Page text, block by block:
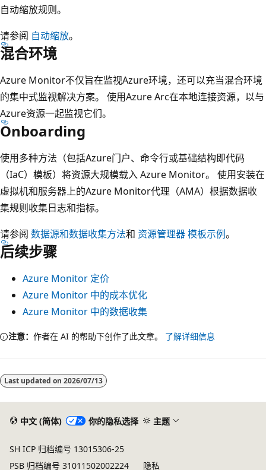
自动缩放规则。
请参阅 自动缩放。
混合环境
Azure Monitor不仅旨在监视Azure环境，还可以充当混合环境
的集中式监视解决方案。 使用Azure Arc在本地连接资源，以与
Azure资源一起监视它们。
Onboarding
使用多种方法（包括Azure门户、命令行或基础结构即代码
（IaC）模板）将资源大规模载入 Azure Monitor。 使用安装在
虚拟机和服务器上的Azure Monitor代理（AMA）根据数据收
集规则收集日志和指标。
请参阅 数据源和数据收集方法和 资源管理器 模板示例。
后续步骤
Azure Monitor 定价
Azure Monitor 中的成本优化
Azure Monitor 中的数据收集
注意： 作者在 AI 的帮助下创作了此文章。 了解详细信息
Last updated on 2026/07/13
中文 (简体) 你的隐私选择 主题
SH ICP 归档编号 13015306-25
PSB 归档编号 31011502002224
隐私